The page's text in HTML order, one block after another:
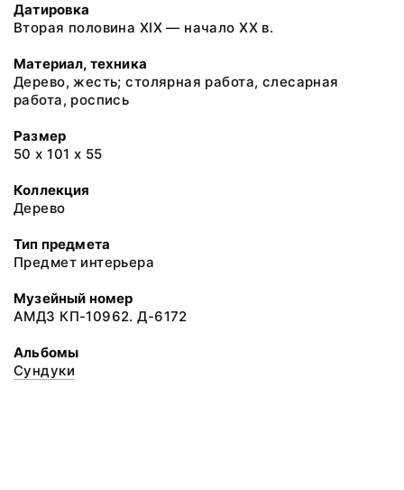
Датировка
Вторая половина XIX — начало XX в.
Материал, техника
Дерево, жесть; столярная работа, слесарная
работа, роспись
Размер
50 х 101 х 55
Коллекция
Дерево
Тип предмета
Предмет интерьера
Музейный номер
АМДЗ КП-10962. Д-6172
Альбомы
Сундуки